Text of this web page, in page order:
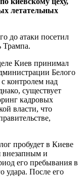
летательных
до атаки посетил
Трампа.
Киев принимал
Белого
контролем над
существует
кадровых
власти, что
пробудет в Киеве
внезапным и
его пребывания в
удара. После его